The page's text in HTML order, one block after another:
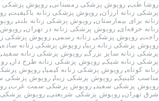
روشا طب, روپوش پزشکی زمستانی, روپوش پزشکی
پزشکی زنانه ارزان, روپوش پزشکی زنانه باکیفیت,
زنانه برای بیمارستان, روپوش پزشکی زنانه بلند,
زنانه حرفه‌ای, روپوش پزشکی زنانه در تهران, روپوش
راحت, روپوش پزشکی زنانه رسمی, روپوش پزشکی
روپوش پزشکی زنانه زیبا , روپوش پزشکی زنانه ساده,
پزشکی زنانه سایز بزرگ, روپوش پزشکی زنانه سفید ,
پزشکی زنانه شیک, روپوش پزشکی زنانه طرح دار ,
زنانه کوتاه, روپوش پزشکی زنانه کیمیا , روپوش
مناسب کلینیک, روپوش پزشکی زیبا, روپوش پزشکی
روپوش پزشکی سفید , روپوش پزشکی سمت غرب,
شرق تهران, روپوش پزشکی شریعتی, روپوش پزشکی